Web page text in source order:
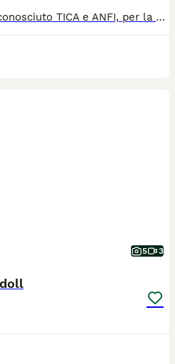
Allevamento amatoriale riconosciuto TICA e ANFI, per la selezione del Ragdoll, vende ad appassionati ed intenditori bellissimi cuccioli selezionati di ottima genealogia. I cuccioli vengono allevati in famiglia per lo sviluppo del migliore imprinting e della dolcezza del loro carattere. Vengono ceduti dopo le opportune sverminazioni, i vaccini previsti e la visita di controllo del veterinario.
5 3